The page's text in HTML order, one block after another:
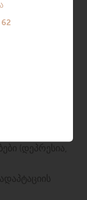
თბილისი.
(წინასწარი
(დეპრესია,